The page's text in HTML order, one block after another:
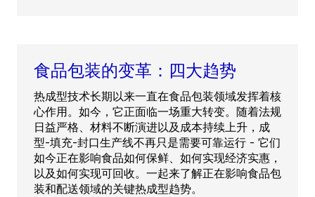
食品包装的变革：四大趋势
热成型技术长期以来一直在食品包装领域发挥着核
心作用。如今，它正面临一场重大转变。随着法规
日益严格、材料不断演进以及成本持续上升，成
型-填充-封口生产线不再只是需要可靠运行 - 它们
如今正在影响食品如何保鲜、如何实现经济实惠，
以及如何实现可回收。一起来了解正在影响食品包
装和配送领域的关键热成型趋势。